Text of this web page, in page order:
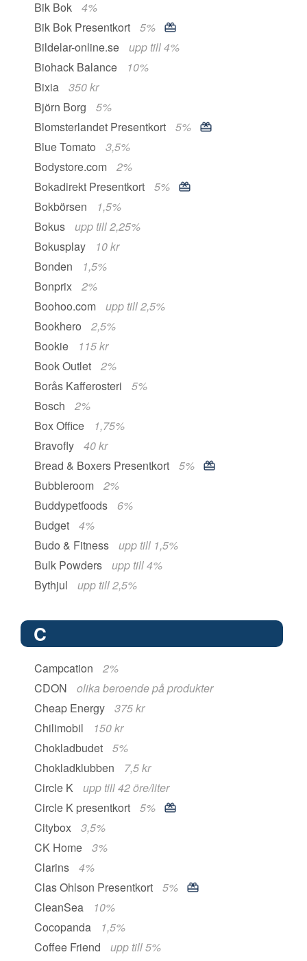
Bik Bok
4%
Bik Bok Presentkort
5%
Bildelar-online.se
upp till 4%
Biohack Balance
10%
Bixia
350 kr
Björn Borg
5%
Blomsterlandet Presentkort
5%
Blue Tomato
3,5%
Bodystore.com
2%
Bokadirekt Presentkort
5%
Bokbörsen
1,5%
Bokus
upp till 2,25%
Bokusplay
10 kr
Bonden
1,5%
Bonprix
2%
Boohoo.com
upp till 2,5%
Bookhero
2,5%
Bookie
115 kr
Book Outlet
2%
Borås Kafferosteri
5%
Bosch
2%
Box Office
1,75%
Bravofly
40 kr
Bread & Boxers Presentkort
5%
Bubbleroom
2%
Buddypetfoods
6%
Budget
4%
Budo & Fitness
upp till 1,5%
Bulk Powders
upp till 4%
Bythjul
upp till 2,5%
C
Campcation
2%
CDON
olika beroende på produkter
Cheap Energy
375 kr
Chilimobil
150 kr
Chokladbudet
5%
Chokladklubben
7,5 kr
Circle K
upp till 42 öre/liter
Circle K presentkort
5%
Citybox
3,5%
CK Home
3%
Clarins
4%
Clas Ohlson Presentkort
5%
CleanSea
10%
Cocopanda
1,5%
Coffee Friend
upp till 5%